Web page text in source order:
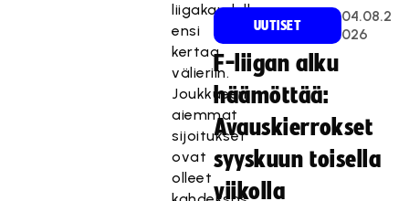
liigakaudellaan
ensi
kertaa
välieriin.
Joukkueen
aiemmat
sijoitukset
ovat
olleet
UUTISET
04.08.2
026
F-liigan alku
häämöttää:
Avauskierrokset
syyskuun toisella
viikolla